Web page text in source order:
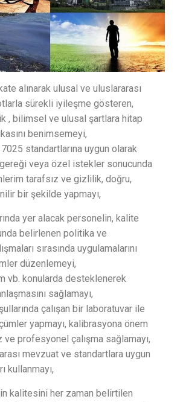
alınarak ulusal ve uluslararası
sürekli iyileşme gösteren,
, bilimsel ve ulusal şartlara hitap
benimsemeyi,
standartlarına uygun olarak
veya özel istekler sonucunda
tarafsız ve gizlilik, doğru,
bir şekilde yapmayı,
yer alacak personelin, kalite
belirlenen politika ve
sırasında uygulamalarını
düzenlemeyi,
vb. konularda desteklenerek
sağlamayı,
çalışan bir laboratuvar ile
yapmayı, kalibrasyona önem
ve profesyonel çalışma sağlamayı,
mevzuat ve standartlara uygun
kullanmayı,
kalitesini her zaman belirtilen